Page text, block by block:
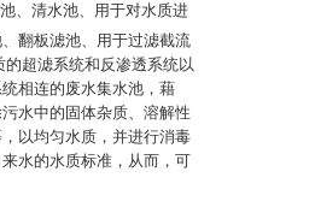
、清水池、用于对水质进
翻板滤池、用于过滤截流
超滤系统和反渗透系统以
相连的废水集水池，藉
水中的固体杂质、溶解性
以均匀水质，并进行消毒
水的水质标准，从而，可